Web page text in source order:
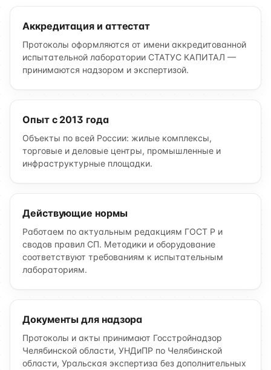
Аккредитация и аттестат
Протоколы оформляются от имени аккредитованной
испытательной лаборатории СТАТУС КАПИТАЛ —
принимаются надзором и экспертизой.
Опыт с 2013 года
Объекты по всей России: жилые комплексы,
торговые и деловые центры, промышленные и
инфраструктурные площадки.
Действующие нормы
Работаем по актуальным редакциям ГОСТ Р и
сводов правил СП. Методики и оборудование
соответствуют требованиям к испытательным
лабораториям.
Документы для надзора
Протоколы и акты принимают Госстройнадзор
Челябинской области, УНДиПР по Челябинской
области, Уральская экспертиза без дополнительных